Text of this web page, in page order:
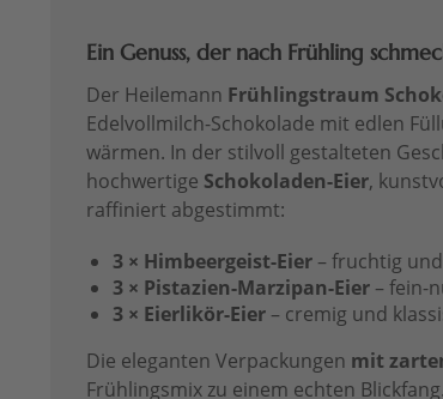
Ein Genuss, der nach Frühling
Der Heilemann Frühlingstraum
Edelvollmilch-Schokolade mit edlen
wärmen. In der stilvoll gestalteten
hochwertige Schokoladen-Eier,
raffiniert abgestimmt:
3 × Himbeergeist-Eier – fruchtig
3 × Pistazien-Marzipan-Eier – fein-
3 × Eierlikör-Eier – cremig und
Die eleganten Verpackungen mit
Frühlingsmix zu einem echten